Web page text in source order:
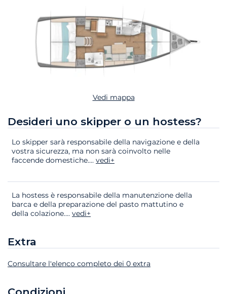
Vedi mappa
Desideri uno skipper o un hostess?
Lo skipper sarà responsabile della navigazione e della
vostra sicurezza, ma non sarà coinvolto nelle
faccende domestiche.... vedi+
La hostess è responsabile della manutenzione della
barca e della preparazione del pasto mattutino e
della colazione.... vedi+
Extra
Extra Stato Prezzo
Consultare l'elenco completo dei 0 extra